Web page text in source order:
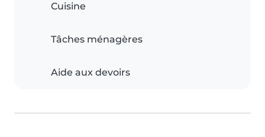
Cuisine
Tâches ménagères
Aide aux devoirs